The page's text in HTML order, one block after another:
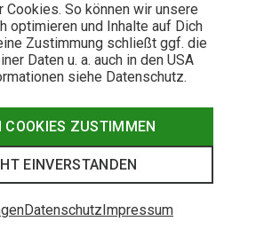
Cookies. So können wir unsere
optimieren und Inhalte auf Dich
Zustimmung schließt ggf. die
Daten u. a. auch in den USA
siehe Datenschutz.
COOKIES ZUSTIMMEN
EINVERSTANDEN
DatenschutzImpressum
steht die maximale Leistung im
sind besonders leicht, reaktiv
ausgestattet, um die Laufeffizienz
für Bestzeiten bei Halbmarathon,
Trotzdem solltest Du die Schuhe
oder Probeläufen im
rantastenund mit kurzen